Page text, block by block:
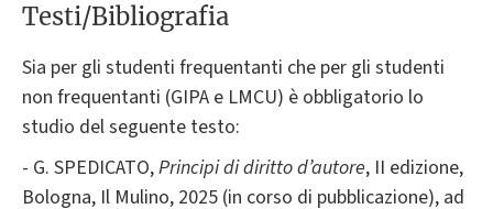
Testi/Bibliografia
Sia per gli studenti frequentanti che per gli studenti
non frequentanti (GIPA e LMCU) è obbligatorio lo
studio del seguente testo:
- G. SPEDICATO,Principi di diritto d’autore, II edizione,
Bologna, Il Mulino, 2025 (in corso di pubblicazione), ad